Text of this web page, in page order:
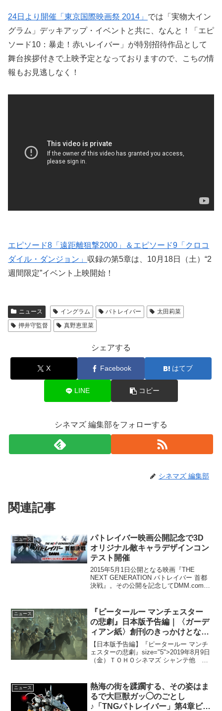
24日より開催「東京国際映画祭 2014」 では「実物大イン
グラム」デッキアップ・イベントと共に、なんと！「エピ
ソード10：暴走！赤いレイバー」が特別招待作品として
舞台挨拶付きで上映予定となっておりますので、こちの情
報もお見逃しなく！
エピソード8「遠距離狙撃2000」＆エピソード9「クロコ
ダイル・ダンジョン」 収録の第5章は、10月18日（土）“2
週間限定”イベント上映開始！
ニュース イングラム パトレイバー
太田莉菜
押井守監督
真野恵里菜
シェアする
X Facebook はてブ
LINE コピー
シネマズ 編集部をフォローする
シネマズ 編集部
関連記事
ニュース
パトレイバー映画公開記念で3D
オリジナル敵キャラデザインコン
テスト開催
2015年5月1日公開となる映画『THE
NEXT GENERATION パトレイバー 首都
決戦』。その公開を記念してDMM.comが
ャンペーンは、同作品からインスパ...
ニュース
『ピータールー マンチェスター
の悲劇』日本版予告編｜〈ガーデ
ィアン紙〉創刊のきっかけとなっ
た悲劇の物語
【日本版予告編】『ピータールー マンチ
ェスターの悲劇』size="5">2019年8月9日
（金）ＴＯＨＯシネマズ シャンテ他 全
『ピータールー マンチェスターの悲劇』
よ...
ニュース
熱海の街を蹂躙する、その姿はま
るで大巨獣ガッ◯のごとし
♪「TNGパトレイバー」第4章ビジ